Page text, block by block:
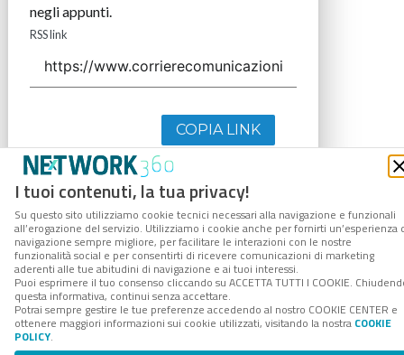
I tuoi contenuti, la tua privacy!
Su questo sito utilizziamo cookie tecnici necessari alla navigazione e funzionali
all’erogazione del servizio. Utilizziamo i cookie anche per fornirti un’esperienza
navigazione sempre migliore, per facilitare le interazioni con le nostre
funzionalità social e per consentirti di ricevere comunicazioni di marketing
aderenti alle tue abitudini di navigazione e ai tuoi interessi.
Puoi esprimere il tuo consenso cliccando su ACCETTA TUTTI I COOKIE.
questa informativa, continui senza accettare.
Potrai sempre gestire le tue preferenze accedendo al nostro COOKIE CENTER e
ottenere maggiori informazioni sui cookie utilizzati, visitando la nostra COOKIE
POLICY.
negli appunti.
RSS link
COPIA LINK